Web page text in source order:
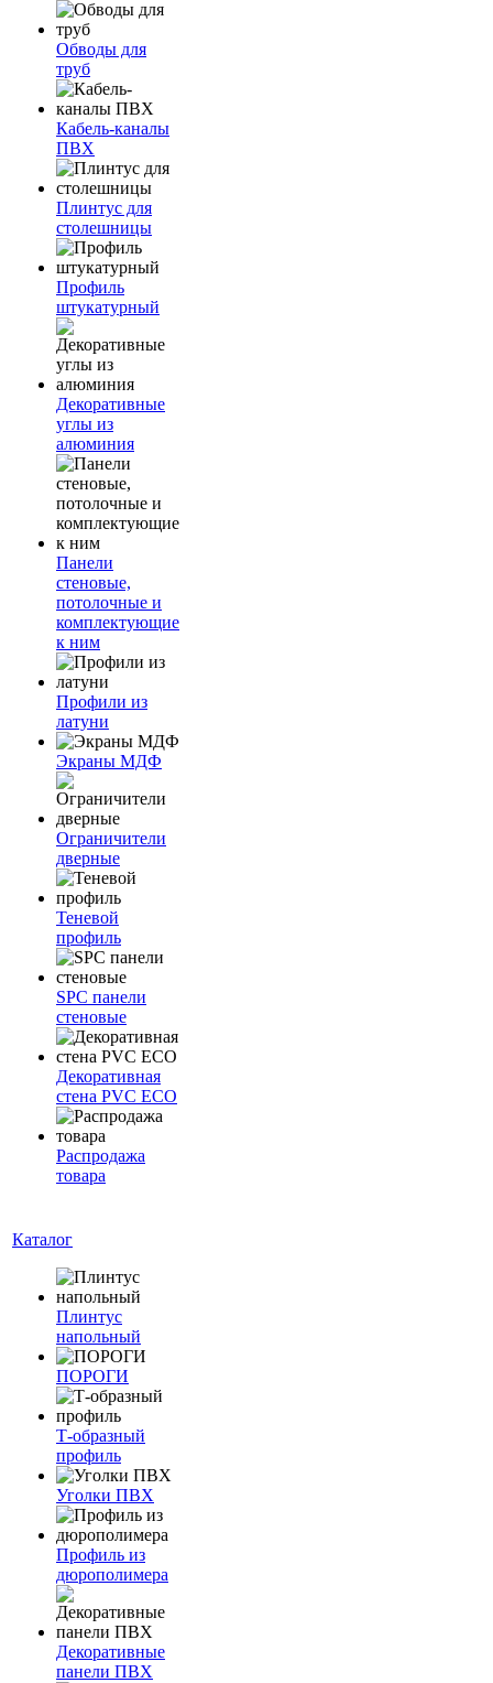
Обводы для
труб
Кабель-каналы
ПВХ
Плинтус для
столешницы
Профиль
штукатурный
Декоративные
углы из
алюминия
Панели
стеновые,
потолочные и
комплектующие
к ним
Профили из
латуни
Экраны МДФ
Ограничители
дверные
Теневой
профиль
SPC панели
стеновые
Декоративная
стена PVC ECO
Распродажа
товара
Каталог
Плинтус
напольный
ПОРОГИ
Т-образный
профиль
Уголки ПВХ
Профиль из
дюрополимера
Декоративные
панели ПВХ